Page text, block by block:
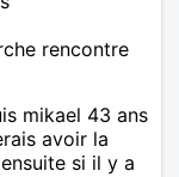
rencontre
mikael 43 ans
avoir la
si il y a